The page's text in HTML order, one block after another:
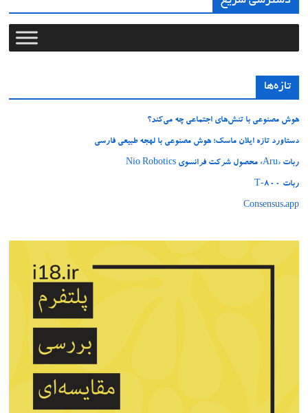
تازه‌ها
هوش مصنوعی با تنش‌های اجتماعی چه می‌کند؟
دستاورد تازه ایلان ماسک؛ هوش مصنوعی با لهجه طبیعی فارسی
ربات «Aru» محصول شرکت فرانسوی Nio Robotics
ربات T‑800
Consensus.app